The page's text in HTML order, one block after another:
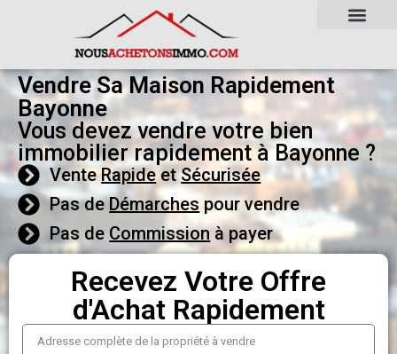
Vendre Sa Maison Rapidement
Bayonne
Vous devez vendre votre bien
immobilier rapidement à Bayonne ?
Vente Rapide etSécurisée
Pas deDémarches pour vendre
Pas de Commission à payer
Recevez Votre Offre
d'Achat Rapidement